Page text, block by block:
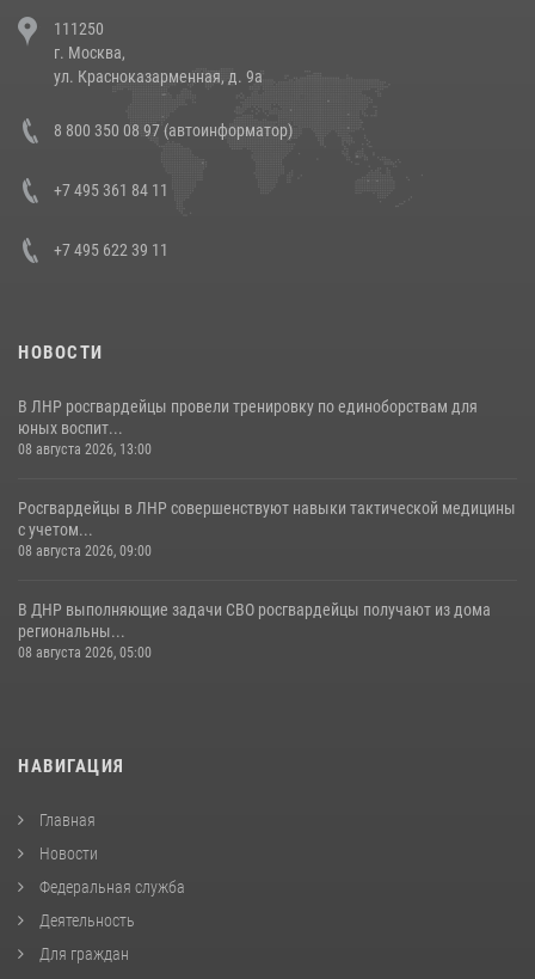
напавших на бригаду скорой помощи (видео)
14 июля 2026, 12:20
Состоялась рабочая встреча директора Росгвардии Героя России
генерала армии Виктора Золотова с заместителем полномочного
представителя Президента Российской Федерации в Северо-
Кавказском федеральном округе Виталием Кузнецовым
111250
г. Москва,
ул. Красноказарменная, д. 9а
8 800 350 08 97 (автоинформатор)
+7 495 361 84 11
+7 495 622 39 11
НОВОСТИ
В ЛНР росгвардейцы провели тренировку по единоборствам для
юных воспит...
08 августа 2026, 13:00
Росгвардейцы в ЛНР совершенствуют навыки тактической медицины
с учетом...
08 августа 2026, 09:00
В ДНР выполняющие задачи СВО росгвардейцы получают из дома
региональны...
08 августа 2026, 05:00
НАВИГАЦИЯ
Главная
Новости
Федеральная служба
Деятельность
Для граждан